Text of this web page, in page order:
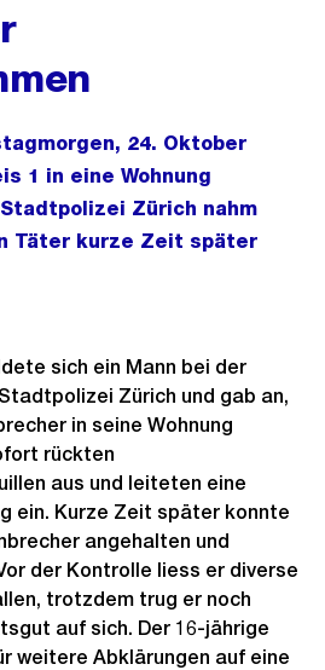
24. Oktober
1 in eine Wohnung
Zürich nahm
Täter kurze Zeit später
sich ein Mann bei der
Zürich und gab an,
in seine Wohnung
rückten
aus und leiteten eine
ein. Kurze Zeit später konnte
angehalten und
der Kontrolle liess er diverse
trotzdem trug er noch
auf sich. Der 16-jährige
weitere Abklärungen auf eine